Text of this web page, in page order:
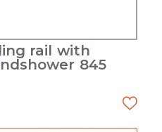
rail with
845